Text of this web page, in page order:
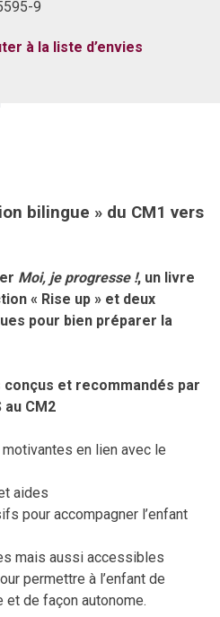
9
à la liste d’envies
bilingue » du CM1 vers
Moi, je progresse !, un livre
« Rise up » et deux
pour bien préparer la
et recommandés par
CM2
en lien avec le
aides
pour accompagner l’enfant
mais aussi accessibles
permettre à l’enfant de
de façon autonome.